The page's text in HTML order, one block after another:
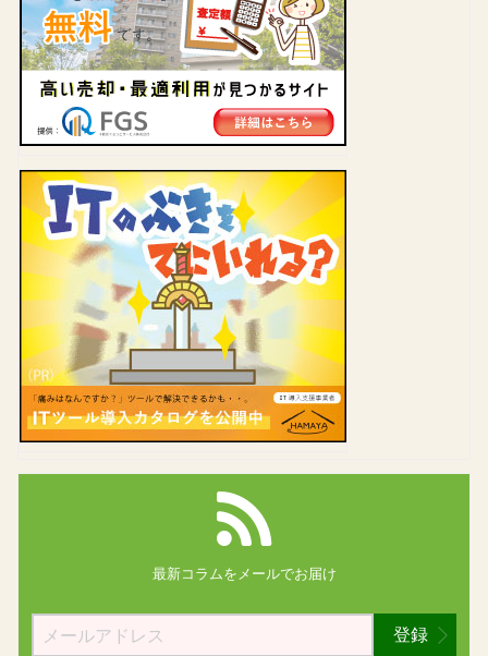
最新コラムを メールでお届け
登録